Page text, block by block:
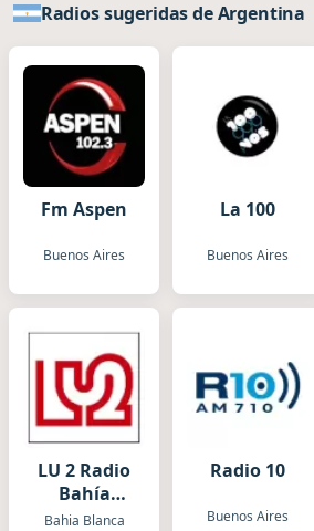
Radios sugeridas de Argentina
Fm Aspen
Buenos Aires
La 100
Buenos Aires
LU 2 Radio
Bahía
Blanca
Bahia Blanca
Radio 10
Buenos Aires